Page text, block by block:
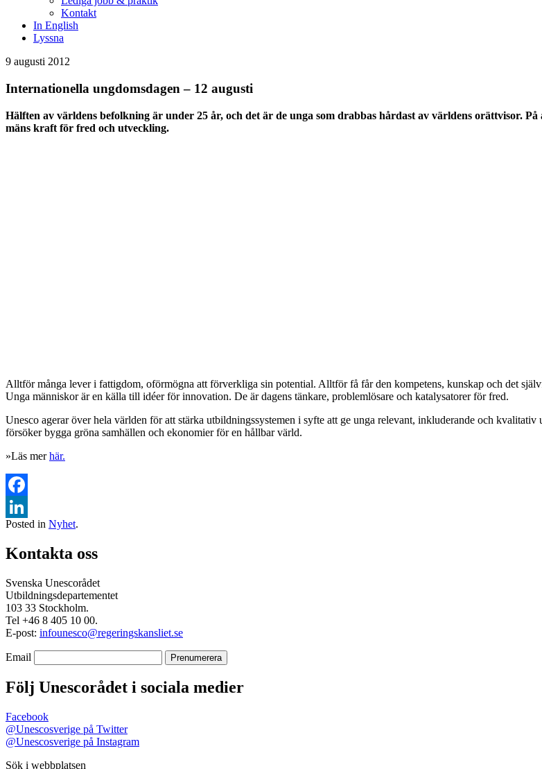
Kontakt
In English
Lyssna
9 augusti 2012
Internationella ungdomsdagen – 12 augusti
Hälften av världens befolkning är under 25 år, och det är de unga som drabbas hårdast av världens orättvisor.
mäns kraft för fred och utveckling.
Alltför många lever i fattigdom, oförmögna att förverkliga sin potential. Alltför få får den kompetens, kunskap och det
Unga människor är en källa till idéer för innovation. De är dagens tänkare, problemlösare och katalysatorer för fred.
Unesco agerar över hela världen för att stärka utbildningssystemen i syfte att ge unga relevant, inkluderande och
försöker bygga gröna samhällen och ekonomier för en hållbar värld.
»Läs merhär.
Facebook
LinkedIn
Posted in Nyhet.
Kontakta oss
Svenska Unescorådet
Utbildningsdepartementet
103 33 Stockholm.
Tel +46 8 405 10 00.
E-post: infounesco@regeringskansliet.se
Email
Följ Unescorådet i sociala medier
Facebook
@Unescosverige på Twitter
@Unescosverige på Instagram
Sök i webbplatsen